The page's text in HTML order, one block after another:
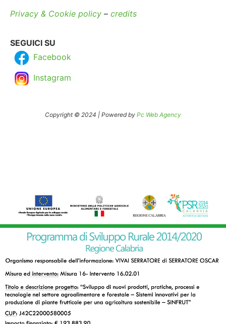
Privacy & Cookie policy – credits
SEGUICI SU
Facebook
Instagram
Copyright © 2024 | Powered by Pc Web Agency